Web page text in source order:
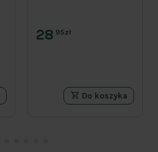
28 95zł
Do koszyka